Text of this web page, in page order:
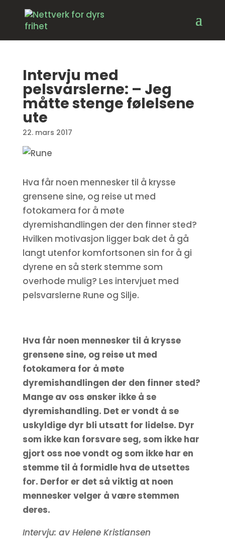
Intervju med
pelsvarslerne: – Jeg
måtte stenge følelsene
ute
22. mars 2017
Hva får noen mennesker til å krysse
grensene sine, og reise ut med
fotokamera for å møte
dyremishandlingen der den finner sted?
Hvilken motivasjon ligger bak det å gå
langt utenfor komfortsonen sin for å gi
dyrene en så sterk stemme som
overhode mulig? Les intervjuet med
pelsvarslerne Rune og Silje.
Hva får noen mennesker til å krysse
grensene sine, og reise ut med
fotokamera for å møte
dyremishandlingen der den finner sted?
Mange av oss ønsker ikke å se
dyremishandling. Det er vondt å se
uskyldige dyr bli utsatt for lidelse. Dyr
som ikke kan forsvare seg, som ikke har
gjort oss noe vondt og som ikke har en
stemme til å formidle hva de utsettes
for. Derfor er det så viktig at noen
mennesker velger å være stemmen
deres.
Intervju: av Helene Kristiansen